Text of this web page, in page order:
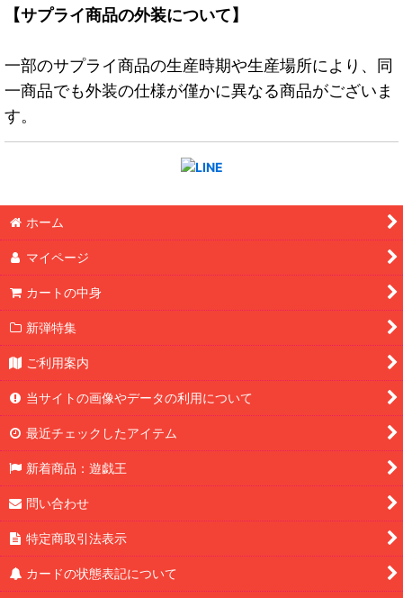
【サプライ商品の外装について】
一部のサプライ商品の生産時期や生産場所により、同
一商品でも外装の仕様が僅かに異なる商品がございま
す。
ホーム
マイページ
カートの中身
新弾特集
ご利用案内
当サイトの画像やデータの利用について
最近チェックしたアイテム
新着商品：遊戯王
問い合わせ
特定商取引法表示
カードの状態表記について